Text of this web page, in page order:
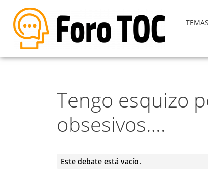
Tengo esquizo
obsesivos….
Este debate está vacío.